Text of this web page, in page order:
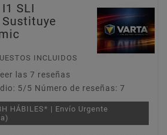
SLI
INCLUIDOS
las 7 reseñas
5/5 Número de reseñas: 7
HÁBILES* | Envío Urgente